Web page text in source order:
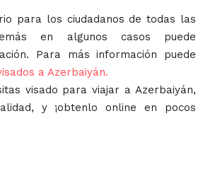
para los ciudadanos de todas las
en algunos casos puede
Para más información puede
a Azerbaiyán.
visado para viajar a Azerbaiyán,
y ¡obtenlo online en pocos